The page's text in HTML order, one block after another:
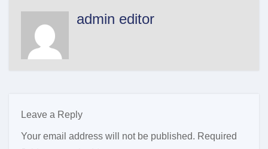
admin editor
Leave a Reply
Your email address will not be published. Required